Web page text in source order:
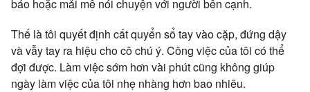
báo hoặc mải mê nói chuyện với người bên cạnh.
Thế là tôi quyết định cất quyển sổ tay vào cặp, đứng dậy
và vẫy tay ra hiệu cho cô chú ý. Công việc của tôi có thể
đợi được. Làm việc sớm hơn vài phút cũng không giúp
ngày làm việc của tôi nhẹ nhàng hơn bao nhiêu.